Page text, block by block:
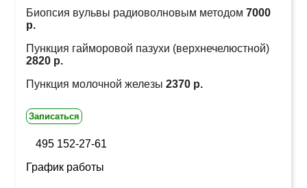
Биопсия вульвы радиоволновым методом 7000
р.
Пункция гайморовой пазухи (верхнечелюстной)
2820 р.
Пункция молочной железы 2370 р.
Записаться
495 152-27-61
График работы